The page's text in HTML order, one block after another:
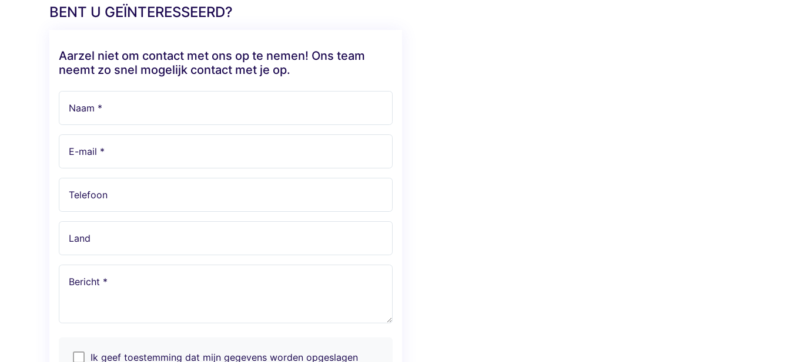
BENT U GEÏNTERESSEERD?
Aarzel niet om contact met ons op te nemen! Ons team
neemt zo snel mogelijk contact met je op.
Naam *
E-mail *
Telefoon
Land
Bericht *
Ik geef toestemming dat mijn gegevens worden opgeslagen